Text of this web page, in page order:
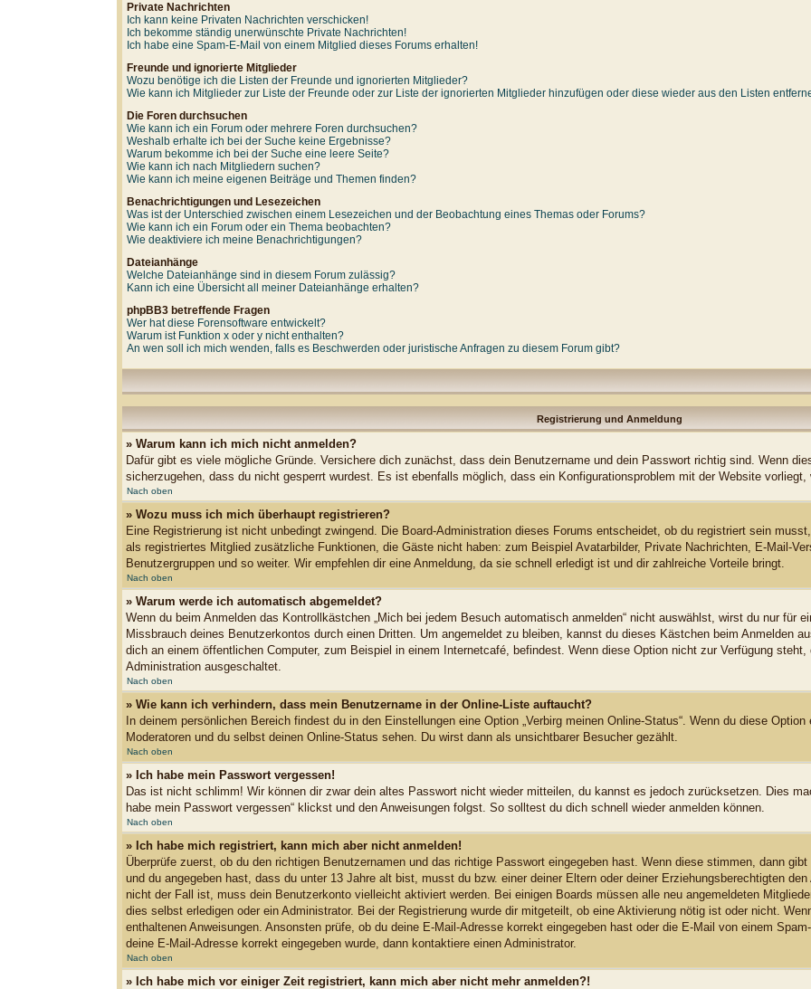
Private Nachrichten
Ich kann keine Privaten Nachrichten verschicken!
Ich bekomme ständig unerwünschte Private Nachrichten!
Ich habe eine Spam-E-Mail von einem Mitglied dieses Forums erhalten!
Freunde und ignorierte Mitglieder
Wozu benötige ich die Listen der Freunde und ignorierten Mitglieder?
Wie kann ich Mitglieder zur Liste der Freunde oder zur Liste der ignorierten Mitglieder hinzufügen oder diese wieder aus den Listen
Die Foren durchsuchen
Wie kann ich ein Forum oder mehrere Foren durchsuchen?
Weshalb erhalte ich bei der Suche keine Ergebnisse?
Warum bekomme ich bei der Suche eine leere Seite?
Wie kann ich nach Mitgliedern suchen?
Wie kann ich meine eigenen Beiträge und Themen finden?
Benachrichtigungen und Lesezeichen
Was ist der Unterschied zwischen einem Lesezeichen und der Beobachtung eines Themas oder Forums?
Wie kann ich ein Forum oder ein Thema beobachten?
Wie deaktiviere ich meine Benachrichtigungen?
Dateianhänge
Welche Dateianhänge sind in diesem Forum zulässig?
Kann ich eine Übersicht all meiner Dateianhänge erhalten?
phpBB3 betreffende Fragen
Wer hat diese Forensoftware entwickelt?
Warum ist Funktion x oder y nicht enthalten?
An wen soll ich mich wenden, falls es Beschwerden oder juristische Anfragen zu diesem Forum gibt?
Registrierung und Anmeldung
» Warum kann ich mich nicht anmelden?
Dafür gibt es viele mögliche Gründe. Versichere dich zunächst, dass dein Benutzername und dein Passwort richtig sind. Wenn
sicherzugehen, dass du nicht gesperrt wurdest. Es ist ebenfalls möglich, dass ein Konfigurationsproblem mit der Website
Nach oben
» Wozu muss ich mich überhaupt registrieren?
Eine Registrierung ist nicht unbedingt zwingend. Die Board-Administration dieses Forums entscheidet, ob du registriert sein
als registriertes Mitglied zusätzliche Funktionen, die Gäste nicht haben: zum Beispiel Avatarbilder, Private Nachrichten, E-Mail-
Benutzergruppen und so weiter. Wir empfehlen dir eine Anmeldung, da sie schnell erledigt ist und dir zahlreiche Vorteile bringt.
Nach oben
» Warum werde ich automatisch abgemeldet?
Wenn du beim Anmelden das Kontrollkästchen „Mich bei jedem Besuch automatisch anmelden“ nicht auswählst, wirst du nur für
Missbrauch deines Benutzerkontos durch einen Dritten. Um angemeldet zu bleiben, kannst du dieses Kästchen beim Anmelden
dich an einem öffentlichen Computer, zum Beispiel in einem Internetcafé, befindest. Wenn diese Option nicht zur Verfügung
Administration ausgeschaltet.
Nach oben
» Wie kann ich verhindern, dass mein Benutzername in der Online-Liste auftaucht?
In deinem persönlichen Bereich findest du in den Einstellungen eine Option „Verbirg meinen Online-Status“. Wenn du diese
Moderatoren und du selbst deinen Online-Status sehen. Du wirst dann als unsichtbarer Besucher gezählt.
Nach oben
» Ich habe mein Passwort vergessen!
Das ist nicht schlimm! Wir können dir zwar dein altes Passwort nicht wieder mitteilen, du kannst es jedoch zurücksetzen. Dies
habe mein Passwort vergessen“ klickst und den Anweisungen folgst. So solltest du dich schnell wieder anmelden können.
Nach oben
» Ich habe mich registriert, kann mich aber nicht anmelden!
Überprüfe zuerst, ob du den richtigen Benutzernamen und das richtige Passwort eingegeben hast. Wenn diese stimmen, dann
und du angegeben hast, dass du unter 13 Jahre alt bist, musst du bzw. einer deiner Eltern oder deiner Erziehungsberechtigten
nicht der Fall ist, muss dein Benutzerkonto vielleicht aktiviert werden. Bei einigen Boards müssen alle neu angemeldeten
dies selbst erledigen oder ein Administrator. Bei der Registrierung wurde dir mitgeteilt, ob eine Aktivierung nötig ist oder nicht.
enthaltenen Anweisungen. Ansonsten prüfe, ob du deine E-Mail-Adresse korrekt eingegeben hast oder die E-Mail von einem
deine E-Mail-Adresse korrekt eingegeben wurde, dann kontaktiere einen Administrator.
Nach oben
» Ich habe mich vor einiger Zeit registriert, kann mich aber nicht mehr anmelden?!